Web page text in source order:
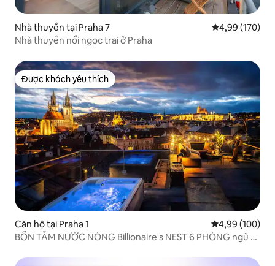
Nhà thuyền tại Praha 7 Xếp hạng
4,99 (170)
Nhà thuyền nổi ngọc trai ở Praha
Được khách yêu thích
Được khách yêu thích
Căn hộ tại Praha 1 Xếp hạng
4,99 (100)
BỒN TẮM NƯỚC NÓNG Billionaire's NEST 6 PHÒNG ngủ +